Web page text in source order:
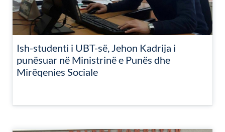
Ish-studenti i UBT-së, Jehon Kadrija i
punësuar në Ministrinë e Punës dhe
Mirëqenies Sociale